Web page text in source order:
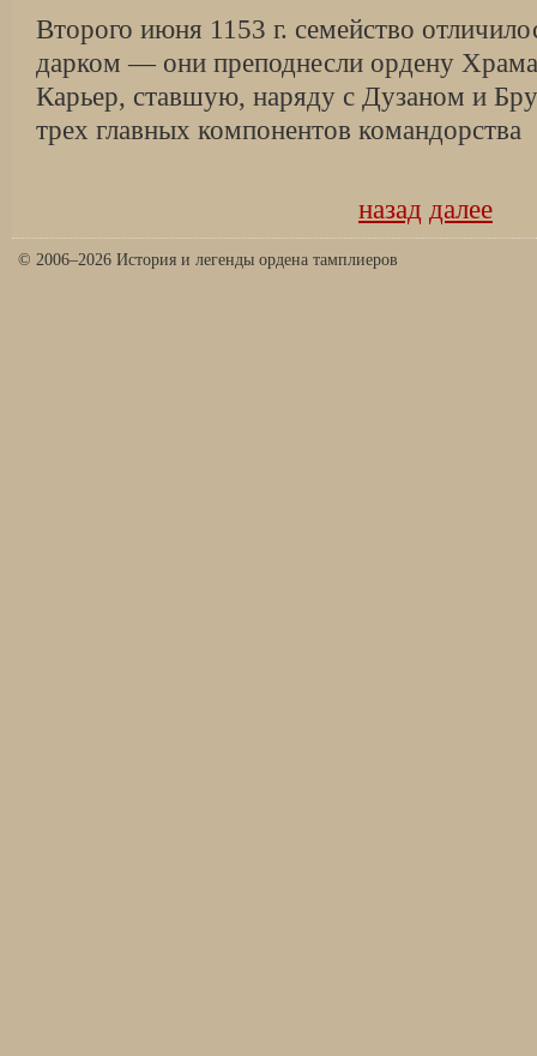
Второго июня 1153 г. семейство
дарком — они преподнесли ордену
Карьер, ставшую, наряду с Дузаном и
трех главных компонентов командорства
назад далее
© 2006–2026 История и легенды ордена тамплиеров